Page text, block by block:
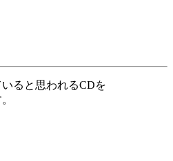
ると思われるCDを